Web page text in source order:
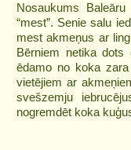
Nosaukums
“mest”. Senie salu
mest akmeņus ar
Bērniem netika
ēdamo no koka
vietējiem ar
svešzemju
nogremdēt koka